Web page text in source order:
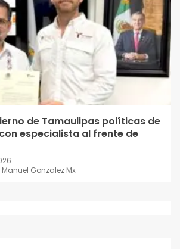
de Tamaulipas políticas de
especialista al frente de
Gonzalez Mx